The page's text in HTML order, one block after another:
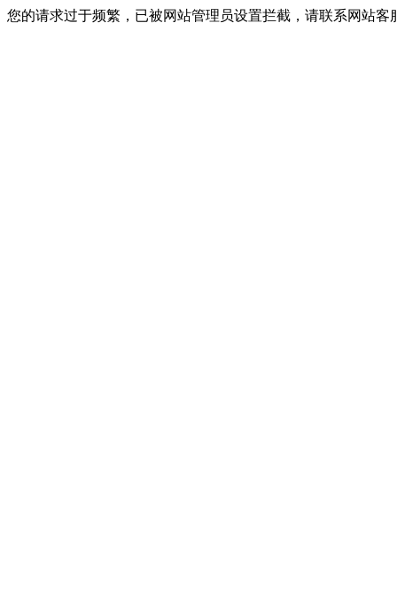
您的请求过于频繁，已被网站管理员设置拦截，请联系网站客